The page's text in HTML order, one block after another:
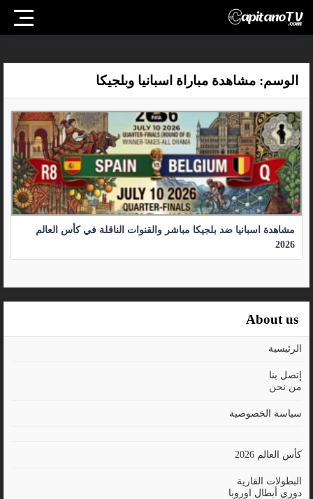
الوسم: مشاهدة مباراة اسبانيا وبلجيكا
مشاهدة اسبانيا ضد بلجيكا مباشر والقنوات الناقلة في كأس العالم
2026
About us
الرئيسية
إتصل بنا
من نحن
سياسة الخصوصية
كأس العالم 2026
البطولات القارية
دوري أبطال اوروبا